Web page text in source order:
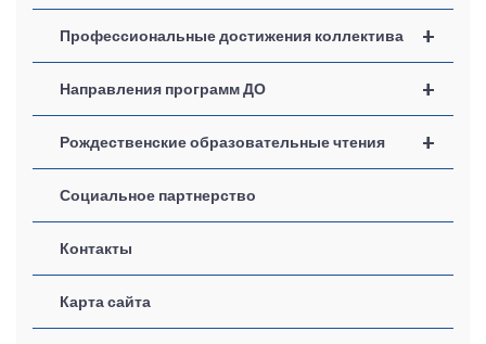
+
Профессиональные достижения коллектива
+
Направления программ ДО
+
Рождественские образовательные чтения
Социальное партнерство
Контакты
Карта сайта